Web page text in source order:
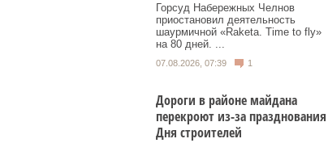
Горсуд Набережных Челнов
приостановил деятельность
шаурмичной «Raketa. Time to fly»
на 80 дней. ...
07.08.2026, 07:39 1
Дороги в районе майдана
перекроют из-за празднования
Дня строителей